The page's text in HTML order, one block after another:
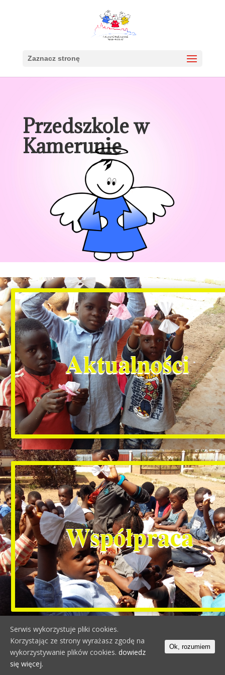
Zaznacz stronę
Przedszkole w
Kamerunie
Aktualności
Współpraca
Wszelkie prawa zastrzeżone © 2019 Bujamy się w
Serwis wykorzystuje pliki cookies.
Korzystając ze strony wyrażasz zgodę na
wykorzystywanie plików cookies. dowiedz
się więcej.
Ok, rozumiem